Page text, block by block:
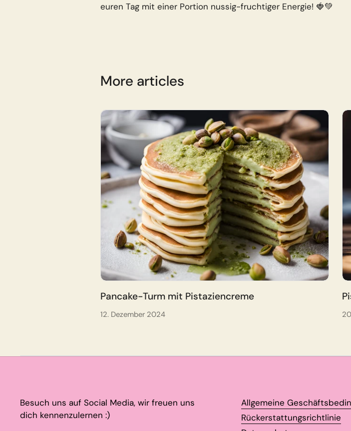
euren Tag mit einer Portion nussig-fruchtiger Energie! 🍓💚
More articles
Pancake-Turm mit Pistaziencreme
12. Dezember 2024
Besuch uns auf Social Media, wir freuen uns
dich kennenzulernen :)
Allgemeine
Rückerstattungsrichtlinie